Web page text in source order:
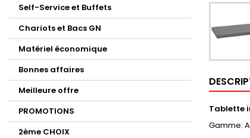
Self-Service et Buffets
Chariots et Bacs GN
Matériel économique
Bonnes affaires
Meilleure offre
PROMOTIONS
2ème CHOIX
Tablette
Gamme: